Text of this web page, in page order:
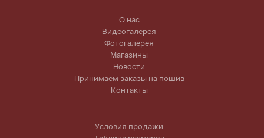
О нас
Видеогалерея
Фотогалерея
Магазины
Новости
Принимаем заказы на пошив
Контакты
Условия продажи